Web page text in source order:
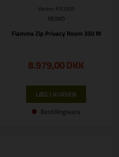
Varenr.: R E2505
REIMO
Fiamma Zip Privacy Room 350 M
8.979,00DKK
Bestillingsvare